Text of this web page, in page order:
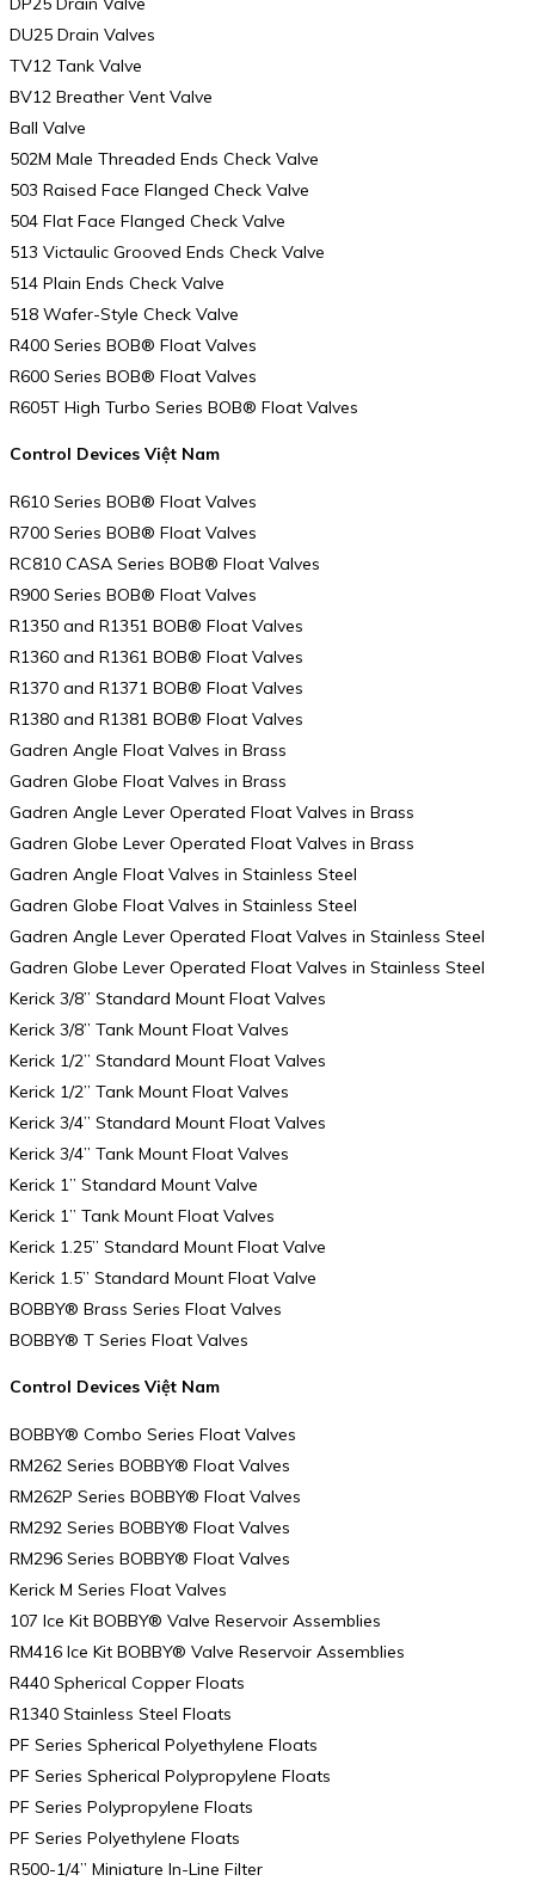
DU25 Drain Valves
TV12 Tank Valve
BV12 Breather Vent Valve
Ball Valve
502M Male Threaded Ends Check Valve
503 Raised Face Flanged Check Valve
504 Flat Face Flanged Check Valve
513 Victaulic Grooved Ends Check Valve
514 Plain Ends Check Valve
518 Wafer-Style Check Valve
R400 Series BOB® Float Valves
R600 Series BOB® Float Valves
R605T High Turbo Series BOB® Float Valves
Control Devices Việt Nam
R610 Series BOB® Float Valves
R700 Series BOB® Float Valves
RC810 CASA Series BOB® Float Valves
R900 Series BOB® Float Valves
R1350 and R1351 BOB® Float Valves
R1360 and R1361 BOB® Float Valves
R1370 and R1371 BOB® Float Valves
R1380 and R1381 BOB® Float Valves
Gadren Angle Float Valves in Brass
Gadren Globe Float Valves in Brass
Gadren Angle Lever Operated Float Valves in Brass
Gadren Globe Lever Operated Float Valves in Brass
Gadren Angle Float Valves in Stainless Steel
Gadren Globe Float Valves in Stainless Steel
Gadren Angle Lever Operated Float Valves in Stainless Steel
Gadren Globe Lever Operated Float Valves in Stainless Steel
Kerick 3/8” Standard Mount Float Valves
Kerick 3/8” Tank Mount Float Valves
Kerick 1/2” Standard Mount Float Valves
Kerick 1/2” Tank Mount Float Valves
Kerick 3/4” Standard Mount Float Valves
Kerick 3/4” Tank Mount Float Valves
Kerick 1” Standard Mount Valve
Kerick 1” Tank Mount Float Valves
Kerick 1.25” Standard Mount Float Valve
Kerick 1.5” Standard Mount Float Valve
BOBBY® Brass Series Float Valves
BOBBY® T Series Float Valves
Control Devices Việt Nam
BOBBY® Combo Series Float Valves
RM262 Series BOBBY® Float Valves
RM262P Series BOBBY® Float Valves
RM292 Series BOBBY® Float Valves
RM296 Series BOBBY® Float Valves
Kerick M Series Float Valves
107 Ice Kit BOBBY® Valve Reservoir Assemblies
RM416 Ice Kit BOBBY® Valve Reservoir Assemblies
R440 Spherical Copper Floats
R1340 Stainless Steel Floats
PF Series Spherical Polyethylene Floats
PF Series Spherical Polypropylene Floats
PF Series Polypropylene Floats
PF Series Polyethylene Floats
R500-1/4” Miniature In-Line Filter